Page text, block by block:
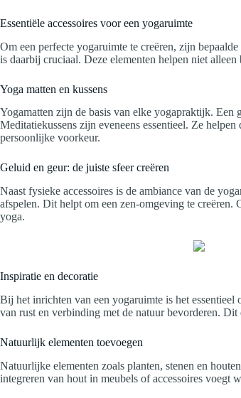
Essentiële accessoires voor een yogaruimte
Om een perfecte yogaruimte te creëren, zijn
is daarbij cruciaal. Deze elementen helpen niet
Yoga matten en kussens
Yogamatten zijn de basis van elke yogapraktijk.
Meditatiekussens zijn eveneens essentieel. Ze
persoonlijke voorkeur.
Geluid en geur: de juiste sfeer creëren
Naast fysieke accessoires is de ambiance van de
afspelen. Dit helpt om een zen-omgeving te
yoga.
Inspiratie en decoratie
Bij het inrichten van een yogaruimte is het
van rust en verbinding met de natuur bevorderen.
Natuurlijk elementen toevoegen
Natuurlijke elementen zoals planten, stenen en
integreren van hout in meubels of accessoires voegt